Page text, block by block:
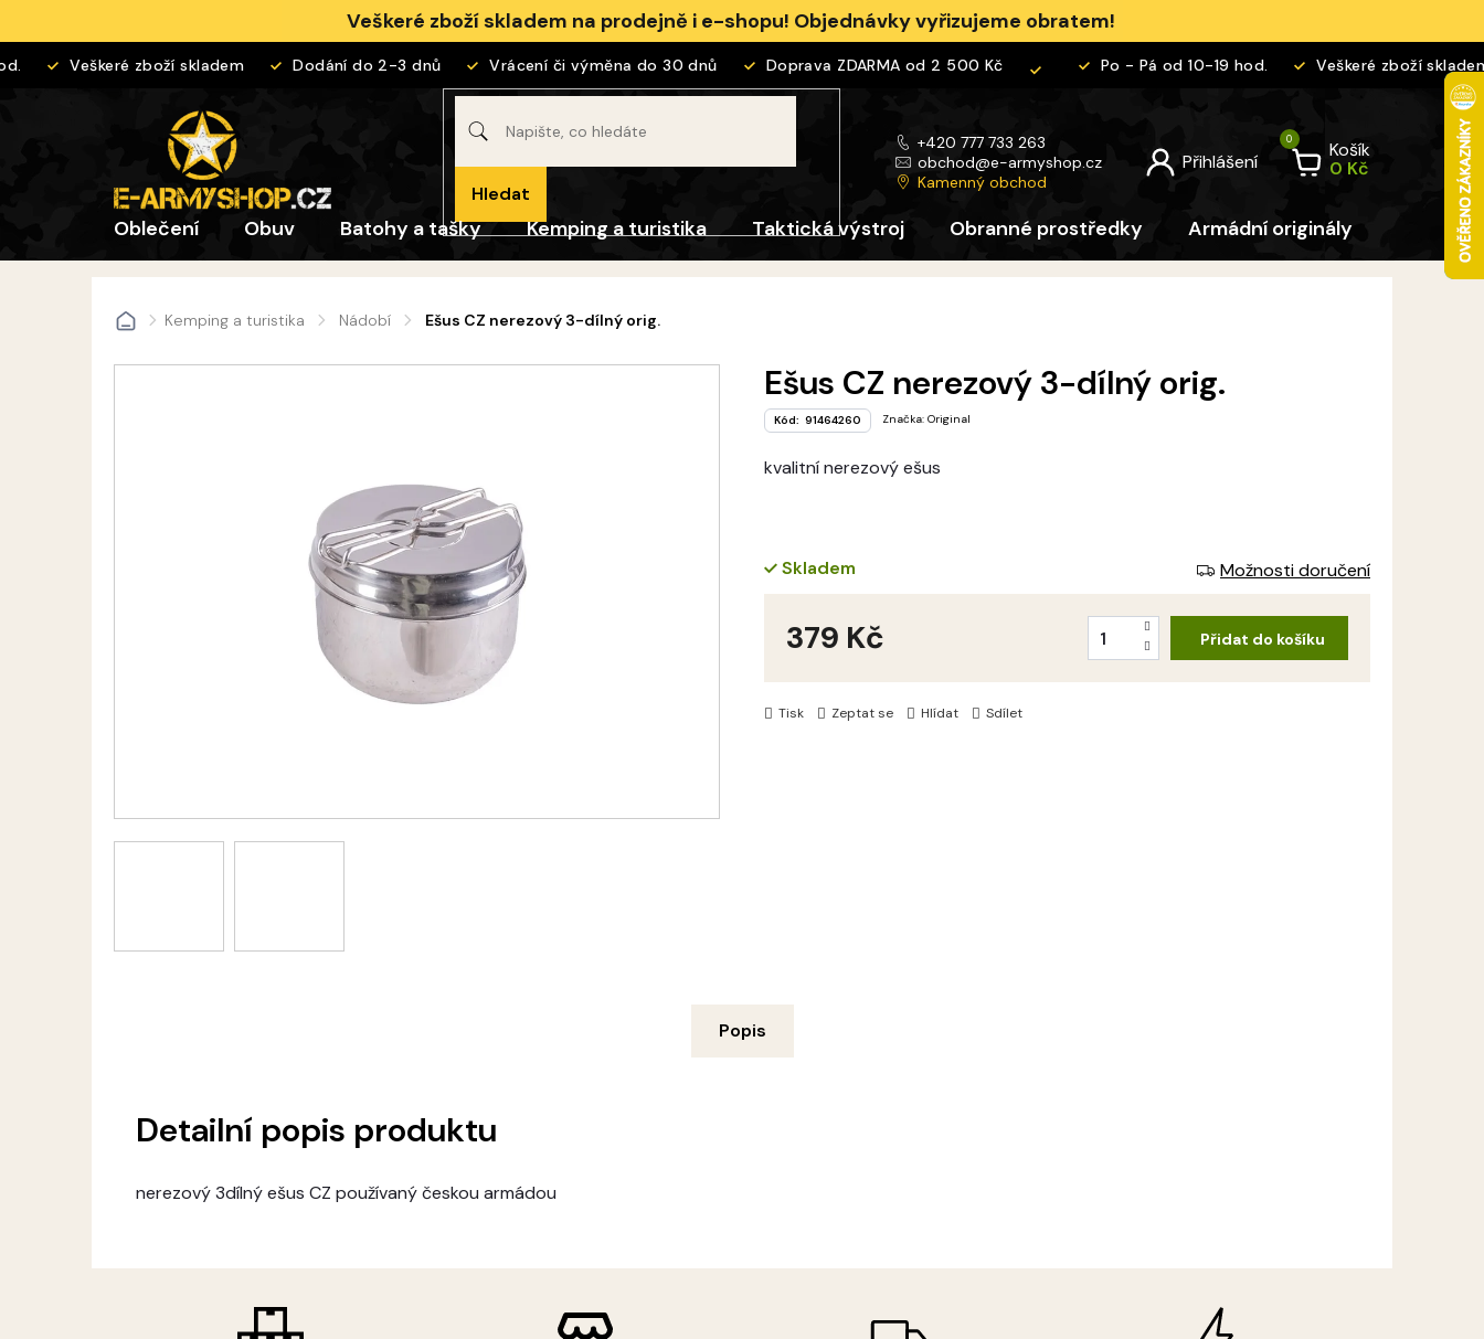
obsah
Veškeré zboží skladem na prodejně i e-shopu! Objednávky vyřizujeme obratem!
Veškeré zboží skladem Dodání do 2-3 dnů Vrácení či výměna do 30 dnů Doprava ZDARMA od 2 500 Kč Po - Pá od 10-19 hod. Veškeré zboží skladem
Hledat
+420 777 733 263
obchod@e-armyshop.cz
Kamenný obchod
Košík
Oblečení Obuv Batohy a tašky Kemping a turistika Taktická výstroj Obranné prostředky Armádní originály Pro děti
DomůKemping a turistika Nádobí Ešus CZ nerezový 3-dílný orig.
kvalitní nerezový ešus
Tisk Zeptat se Hlídat Sdílet
Ešus CZ nerezový 3-dílný orig.
Kód: 91464260 Značka: Original
Skladem Možnosti doručení
379 Kč Přidat do košíku
Popis
Detailní popis produktu
nerezový 3dílný ešus CZ používaný českou armádou